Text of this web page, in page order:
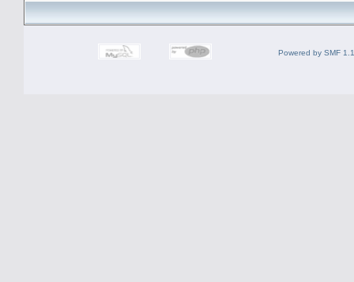
Powered by SMF